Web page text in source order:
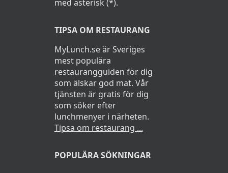
med asterisk (*).
TIPSA OM RESTAURANG
MyLunch.se är Sveriges
mest populära
restaurangguiden för dig
som älskar god mat. Vår
tjänsten är gratis för dig
som söker efter
lunchmenyer i närheten.
Tipsa om restaurang ...
POPULÄRA SÖKNINGAR